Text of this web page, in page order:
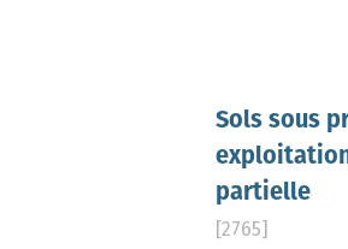
Sols sous
partielle
[2765]